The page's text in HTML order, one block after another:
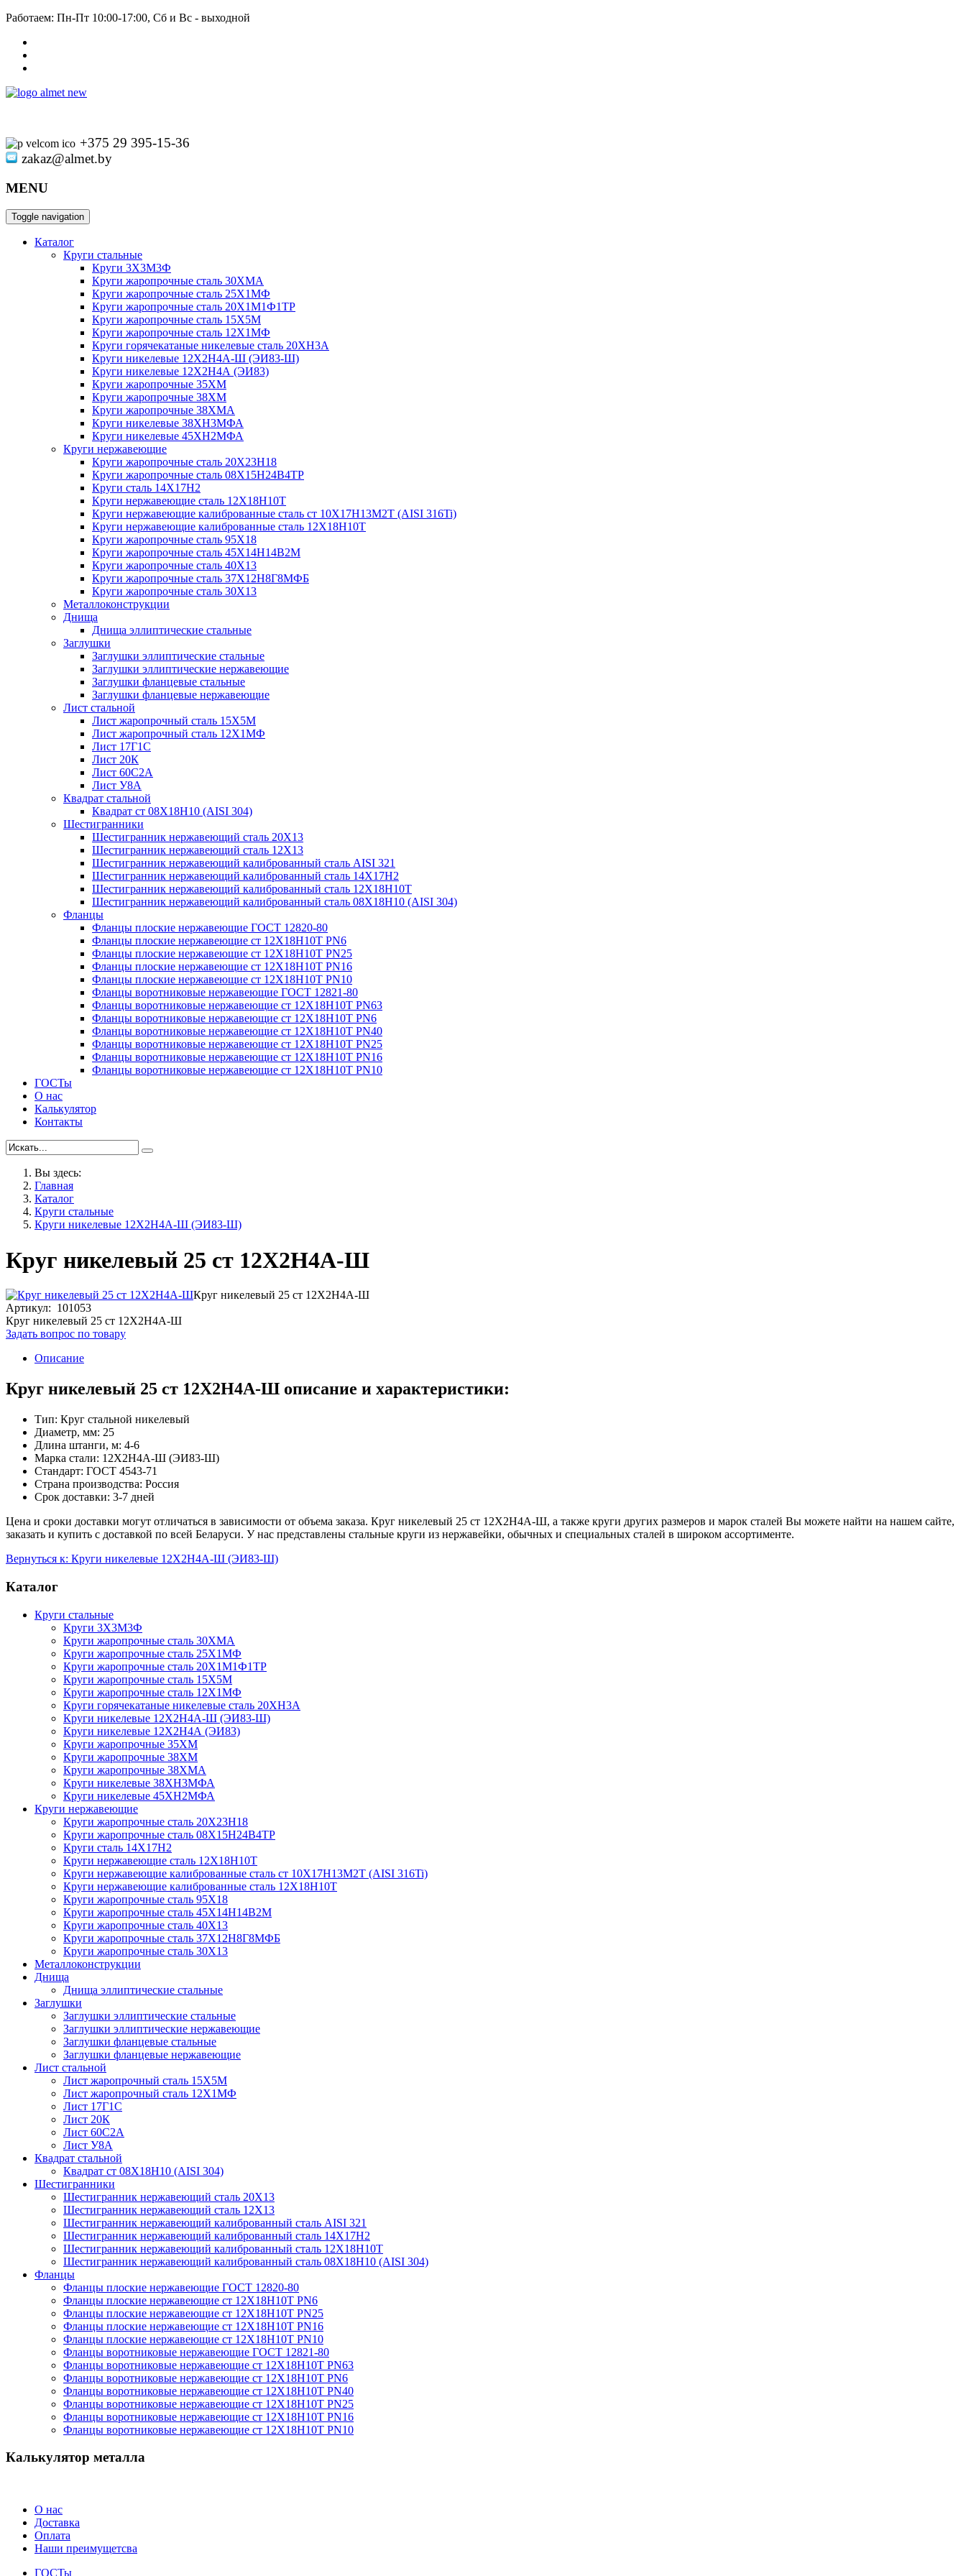
Работаем: Пн-Пт 10:00-17:00, Сб и Вс - выходной
+375 29 395-15-36
zakaz@almet.by
MENU
Toggle navigation
Каталог
Круги стальные
Круги 3Х3М3Ф
Круги жаропрочные сталь 30ХМА
Круги жаропрочные сталь 25Х1МФ
Круги жаропрочные сталь 20Х1М1Ф1ТР
Круги жаропрочные сталь 15Х5М
Круги жаропрочные сталь 12Х1МФ
Круги горячекатаные никелевые сталь 20ХН3А
Круги никелевые 12Х2Н4А-Ш (ЭИ83-Ш)
Круги никелевые 12Х2Н4А (ЭИ83)
Круги жаропрочные 35ХМ
Круги жаропрочные 38ХМ
Круги жаропрочные 38ХМА
Круги никелевые 38XH3MФА
Круги никелевые 45ХН2МФА
Круги нержавеющие
Круги жаропрочные сталь 20Х23Н18
Круги жаропрочные сталь 08Х15Н24В4ТР
Круги сталь 14Х17Н2
Круги нержавеющие сталь 12Х18Н10Т
Круги нержавеющие калиброванные сталь ст 10Х17Н13М2Т (AISI 316Ti)
Круги нержавеющие калиброванные сталь 12Х18Н10Т
Круги жаропрочные сталь 95Х18
Круги жаропрочные сталь 45Х14Н14В2М
Круги жаропрочные сталь 40Х13
Круги жаропрочные сталь 37Х12Н8Г8МФБ
Круги жаропрочные сталь 30Х13
Металлоконструкции
Днища
Днища эллиптические стальные
Заглушки
Заглушки эллиптические стальные
Заглушки эллиптические нержавеющие
Заглушки фланцевые стальные
Заглушки фланцевые нержавеющие
Лист стальной
Лист жаропрочный сталь 15Х5М
Лист жаропрочный сталь 12Х1МФ
Лист 17Г1С
Лист 20К
Лист 60С2А
Лист У8А
Квадрат стальной
Квадрат ст 08Х18Н10 (AISI 304)
Шестигранники
Шестигранник нержавеющий сталь 20Х13
Шестигранник нержавеющий сталь 12Х13
Шестигранник нержавеющий калиброванный сталь AISI 321
Шестигранник нержавеющий калиброванный сталь 14Х17Н2
Шестигранник нержавеющий калиброванный сталь 12Х18Н10Т
Шестигранник нержавеющий калиброванный сталь 08Х18Н10 (AISI 304)
Фланцы
Фланцы плоские нержавеющие ГОСТ 12820-80
Фланцы плоские нержавеющие ст 12Х18Н10Т PN6
Фланцы плоские нержавеющие ст 12Х18Н10Т PN25
Фланцы плоские нержавеющие ст 12Х18Н10Т PN16
Фланцы плоские нержавеющие ст 12Х18Н10Т PN10
Фланцы воротниковые нержавеющие ГОСТ 12821-80
Фланцы воротниковые нержавеющие ст 12Х18Н10Т PN63
Фланцы воротниковые нержавеющие ст 12Х18Н10Т PN6
Фланцы воротниковые нержавеющие ст 12Х18Н10Т PN40
Фланцы воротниковые нержавеющие ст 12Х18Н10Т PN25
Фланцы воротниковые нержавеющие ст 12Х18Н10Т PN16
Фланцы воротниковые нержавеющие ст 12Х18Н10Т PN10
ГОСТы
О нас
Калькулятор
Контакты
Вы здесь:
Главная
Каталог
Круги стальные
Круги никелевые 12Х2Н4А-Ш (ЭИ83-Ш)
Круг никелевый 25 ст 12Х2Н4А-Ш
Круг никелевый 25 ст 12Х2Н4А-Ш
Артикул: 101053
Круг никелевый 25 ст 12Х2Н4А-Ш
Задать вопрос по товару
Описание
Круг никелевый 25 ст 12Х2Н4А-Ш описание и характеристики:
Тип: Круг стальной никелевый
Диаметр, мм: 25
Длина штанги, м: 4-6
Марка стали: 12Х2Н4А-Ш (ЭИ83-Ш)
Стандарт: ГОСТ 4543-71
Страна производства: Россия
Срок доставки: 3-7 дней
Цена и сроки доставки могут отличаться в зависимости от объема заказа. Круг никелевый 25 ст 12Х2Н4А-Ш, а также круги других размеров и марок сталей Вы можете найти на нашем сайте,
заказать и купить с доставкой по всей Беларуси. У нас представлены стальные круги из нержавейки, обычных и специальных сталей в широком ассортименте.
Вернуться к: Круги никелевые 12Х2Н4А-Ш (ЭИ83-Ш)
Каталог
Круги стальные
Круги 3Х3М3Ф
Круги жаропрочные сталь 30ХМА
Круги жаропрочные сталь 25Х1МФ
Круги жаропрочные сталь 20Х1М1Ф1ТР
Круги жаропрочные сталь 15Х5М
Круги жаропрочные сталь 12Х1МФ
Круги горячекатаные никелевые сталь 20ХН3А
Круги никелевые 12Х2Н4А-Ш (ЭИ83-Ш)
Круги никелевые 12Х2Н4А (ЭИ83)
Круги жаропрочные 35ХМ
Круги жаропрочные 38ХМ
Круги жаропрочные 38ХМА
Круги никелевые 38XH3MФА
Круги никелевые 45ХН2МФА
Круги нержавеющие
Круги жаропрочные сталь 20Х23Н18
Круги жаропрочные сталь 08Х15Н24В4ТР
Круги сталь 14Х17Н2
Круги нержавеющие сталь 12Х18Н10Т
Круги нержавеющие калиброванные сталь ст 10Х17Н13М2Т (AISI 316Ti)
Круги нержавеющие калиброванные сталь 12Х18Н10Т
Круги жаропрочные сталь 95Х18
Круги жаропрочные сталь 45Х14Н14В2М
Круги жаропрочные сталь 40Х13
Круги жаропрочные сталь 37Х12Н8Г8МФБ
Круги жаропрочные сталь 30Х13
Металлоконструкции
Днища
Днища эллиптические стальные
Заглушки
Заглушки эллиптические стальные
Заглушки эллиптические нержавеющие
Заглушки фланцевые стальные
Заглушки фланцевые нержавеющие
Лист стальной
Лист жаропрочный сталь 15Х5М
Лист жаропрочный сталь 12Х1МФ
Лист 17Г1С
Лист 20К
Лист 60С2А
Лист У8А
Квадрат стальной
Квадрат ст 08Х18Н10 (AISI 304)
Шестигранники
Шестигранник нержавеющий сталь 20Х13
Шестигранник нержавеющий сталь 12Х13
Шестигранник нержавеющий калиброванный сталь AISI 321
Шестигранник нержавеющий калиброванный сталь 14Х17Н2
Шестигранник нержавеющий калиброванный сталь 12Х18Н10Т
Шестигранник нержавеющий калиброванный сталь 08Х18Н10 (AISI 304)
Фланцы
Фланцы плоские нержавеющие ГОСТ 12820-80
Фланцы плоские нержавеющие ст 12Х18Н10Т PN6
Фланцы плоские нержавеющие ст 12Х18Н10Т PN25
Фланцы плоские нержавеющие ст 12Х18Н10Т PN16
Фланцы плоские нержавеющие ст 12Х18Н10Т PN10
Фланцы воротниковые нержавеющие ГОСТ 12821-80
Фланцы воротниковые нержавеющие ст 12Х18Н10Т PN63
Фланцы воротниковые нержавеющие ст 12Х18Н10Т PN6
Фланцы воротниковые нержавеющие ст 12Х18Н10Т PN40
Фланцы воротниковые нержавеющие ст 12Х18Н10Т PN25
Фланцы воротниковые нержавеющие ст 12Х18Н10Т PN16
Фланцы воротниковые нержавеющие ст 12Х18Н10Т PN10
Калькулятор металла
О нас
Доставка
Оплата
Наши преимущетсва
ГОСТы